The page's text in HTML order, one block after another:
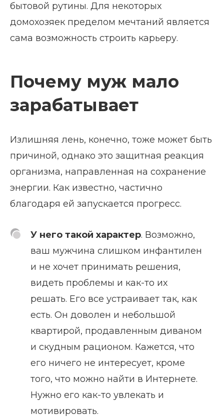
бытовой рутины. Для некоторых
домохозяек пределом мечтаний является
сама возможность строить карьеру.
Почему муж мало
зарабатывает
Излишняя лень, конечно, тоже может быть
причиной, однако это защитная реакция
организма, направленная на сохранение
энергии. Как известно, частично
благодаря ей запускается прогресс.
У него такой характер. Возможно,
ваш мужчина слишком инфантилен
и не хочет принимать решения,
видеть проблемы и как-то их
решать. Его все устраивает так, как
есть. Он доволен и небольшой
квартирой, продавленным диваном
и скудным рационом. Кажется, что
его ничего не интересует, кроме
того, что можно найти в Интернете.
Нужно его как-то увлекать и
мотивировать.